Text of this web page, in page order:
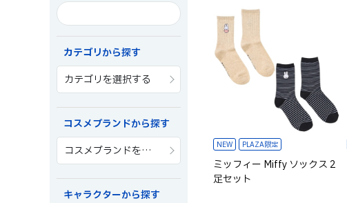
カテゴリから探す
カテゴリを選択する
コスメブランドから探す
コスメブランドを選択する
キャラクターから探す
NEW PLAZA限定
ミッフィー Miffy ソックス 2
足セット